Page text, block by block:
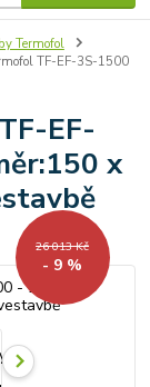
Termofol
TF-EF-3S-1500
EF-
x
26 013 Kč
- 9 %